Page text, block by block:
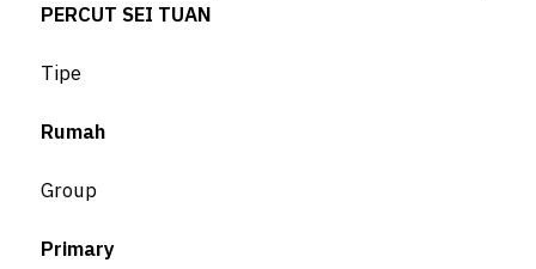
PERCUT SEI TUAN
Tipe
Rumah
Group
Primary